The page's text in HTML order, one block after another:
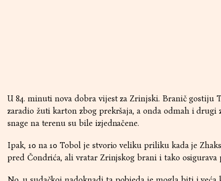
U 84. minuti nova dobra vijest za Zrinjski. Branič gostiju
zaradio žuti karton zbog prekršaja, a onda odmah i drugi
snage na terenu su bile izjednačene.
Ipak, 10 na 10 Tobol je stvorio veliku priliku kada je
pred Čondrića, ali vratar Zrinjskog brani i tako osigurava